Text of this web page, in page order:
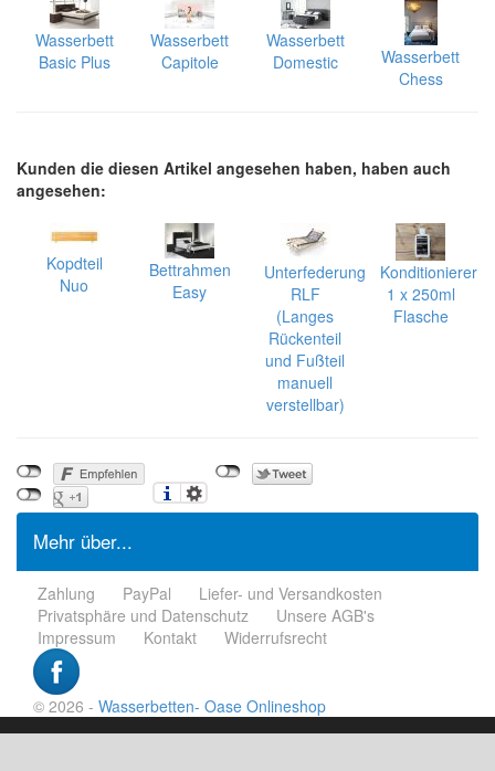
Wasserbett
Basic Plus
Wasserbett
Capitole
Wasserbett
Domestic
Wasserbett
Chess
Kunden die diesen Artikel angesehen haben, haben auch
angesehen:
Kopdteil
Nuo
Bettrahmen
Easy
Unterfederung
RLF
(Langes
Rückenteil
und Fußteil
manuell
verstellbar)
Konditionierer
1 x 250ml
Flasche
Mehr über...
Zahlung PayPal
Liefer- und Versandkosten
Privatsphäre und Datenschutz
Unsere AGB's
Impressum
Kontakt Widerrufsrecht
© 2026 - Wasserbetten- Oase Onlineshop